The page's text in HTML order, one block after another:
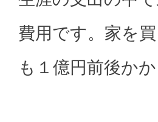
費用です。家を
も１億円前後か